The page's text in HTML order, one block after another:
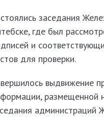
заседания
где был
и
для проверки.
выдвижение
размещенной
администраций